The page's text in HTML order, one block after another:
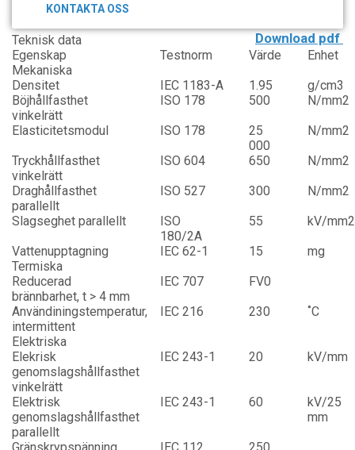
KONTAKTA OSS
Teknisk data Download pdf
Egenskap Testnorm Värde
Enhet
Mekaniska
Densitet
IEC 1183-A 1.95
g/cm3
Böjhållfasthet
vinkelrätt
ISO 178 500
N/mm2
Elasticitetsmodul
ISO 178
25
000
N/mm2
Tryckhållfasthet
vinkelrätt
ISO 604 650
N/mm2
Draghållfasthet
parallellt
ISO 527 300
N/mm2
Slagseghet parallellt
ISO
180/2A
55
kV/mm2
Vattenupptagning
IEC 62-1 15
mg
Termiska
Reducerad
brännbarhet, t > 4 mm
IEC 707
FV0
Användiningstemperatur,
intermittent
IEC 216 230
˚C
Elektriska
Elekrisk
genomslagshållfasthet
vinkelrätt
IEC 243-1 20 kV/mm
Elektrisk
genomslagshållfasthet
parallellt
IEC 243-1 60
kV/25
mm